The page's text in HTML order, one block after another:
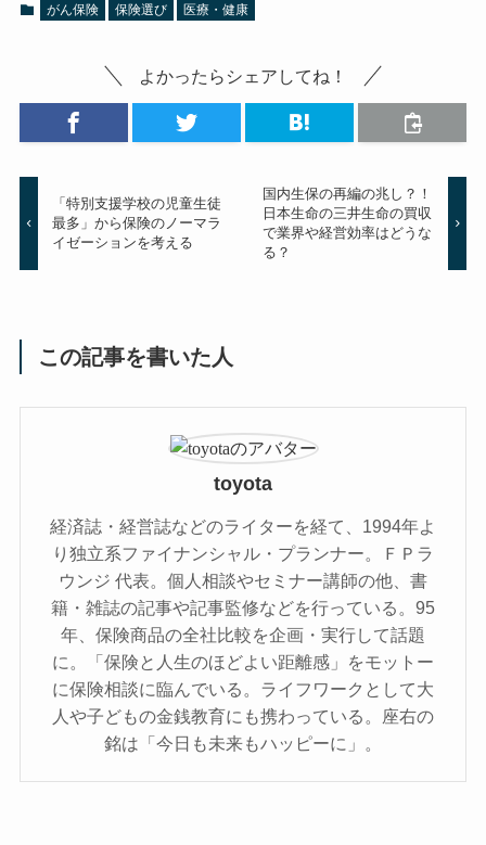
がん保険 保険選び 医療・健康
よかったらシェアしてね！
「特別支援学校の児童生徒
最多」から保険のノーマラ
イゼーションを考える
国内生保の再編の兆し？！
日本生命の三井生命の買収
で業界や経営効率はどうな
る？
この記事を書いた人
toyota
経済誌・経営誌などのライターを経て、1994年よ
り独立系ファイナンシャル・プランナー。
ＦＰラ
ウンジ 代表。個人相談やセミナー講師の他、書
籍・雑誌の記事や記事監修などを行っている。95
年、保険商品の全社比較を企画・実行して話題
に。「保険と人生のほどよい距離感」をモットー
に保険相談に臨んでいる。ライフワークとして大
人や子どもの金銭教育にも携わっている。座右の
銘は「今日も未来もハッピーに」。